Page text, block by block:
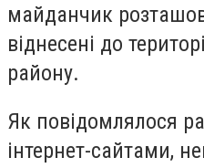
майданчик
віднесені до
району.
Як повідомлялося
інтернет-сайтами,